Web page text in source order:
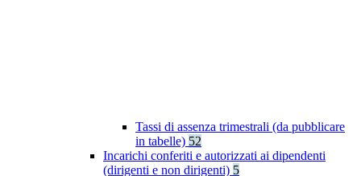
Tassi di assenza trimestrali (da pubblicare
in tabelle) 52
Incarichi conferiti e autorizzati ai dipendenti
(dirigenti e non dirigenti) 5